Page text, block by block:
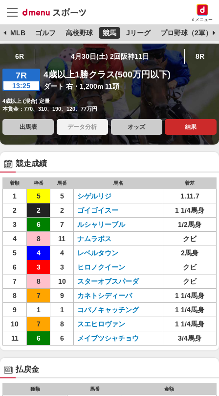
dメニュー
MLB ゴルフ 高校野球 競馬 Jリーグ プロ野球（2軍）
6R 4月30日(土) 2回阪神11日 8R
7R
13:25
4歳以上1勝クラス(500万円以下)
ダート 右・1,200m 11頭
4歳以上 (混合) 定量
本賞金：770、310、190、120、77万円
出馬表 データ分析 オッズ 結果
競走成績
着順 枠番 馬番 馬名 着差
1 5 5 シゲルリジ
1.11.7
2
2 2 ゴイゴイスー
1 1/4馬身
3
6 7 ルシャリーブル
1/2馬身
4
8 11 ナムラボス
クビ
5
4 4 レベルタウン
2馬身
6
3 3 ヒロノクイーン
クビ
7
8 10 スターオブスパーダ
クビ
8
7 9 カネトシディーバ
1 1/4馬身
9
1 1 コパノキャッチング
1 1/4馬身
10
7 8 スエヒロヴァン
1 1/4馬身
11
6 6 メイブツシャチョウ 3/4馬身
払戻金
種類 馬番 金額